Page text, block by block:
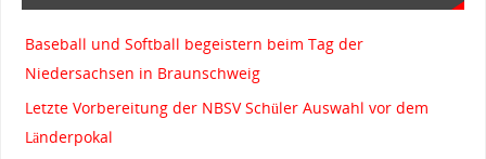
Baseball und Softball begeistern beim Tag der
Niedersachsen in Braunschweig
Letzte Vorbereitung der NBSV Schüler Auswahl vor dem
Länderpokal